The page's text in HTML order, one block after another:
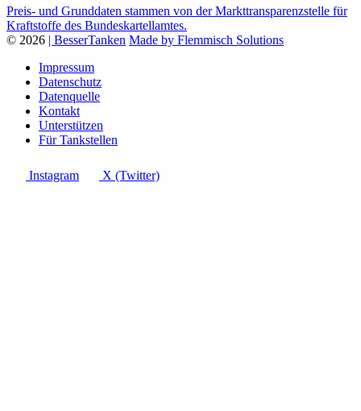
Preis- und Grunddaten stammen von der Markttransparenzstelle für
Kraftstoffe des Bundeskartellamtes.
© 2026 | BesserTanken Made by Flemmisch Solutions
Impressum
Datenschutz
Datenquelle
Kontakt
Unterstützen
Für Tankstellen
Instagram X (Twitter)